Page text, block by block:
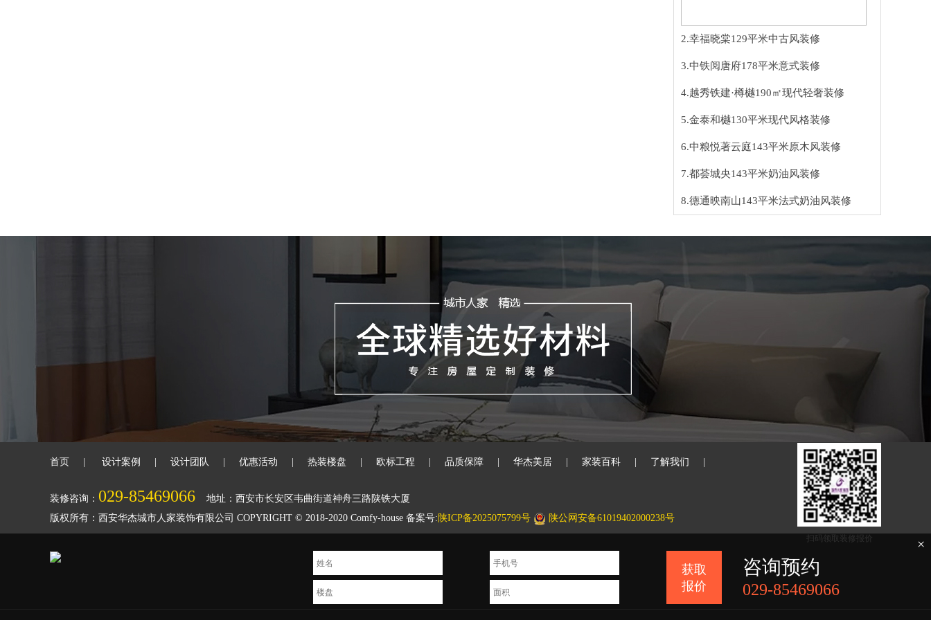
×
获取
报价
咨询预约
029-85469066
2.幸福晓棠129平米中古风装修
3.中铁阅唐府178平米意式装修
4.越秀铁建·樽樾190㎡现代轻奢装修
5.金泰和樾130平米现代风格装修
6.中粮悦著云庭143平米原木风装修
7.都荟城央143平米奶油风装修
8.德通映南山143平米法式奶油风装修
扫码领取装修报价
首页 设计案例 设计团队 优惠活动 热装楼盘 欧标工程 品质保障 华杰美居 家装百科 了解我们
装修咨询： 029-85469066
地址：西安市长安区韦曲街道神舟三路陕铁大厦
版权所有：西安华杰城市人家装饰有限公司 COPYRIGHT © 2018-2020 Comfy-house 备案号: 陕ICP备2025075799号 陕公网安备61019402000238号